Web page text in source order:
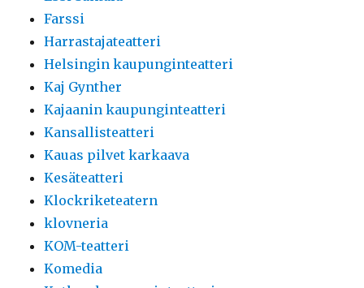
Farssi
Harrastajateatteri
Helsingin kaupunginteatteri
Kaj Gynther
Kajaanin kaupunginteatteri
Kansallisteatteri
Kauas pilvet karkaava
Kesäteatteri
Klockriketeatern
klovneria
KOM-teatteri
Komedia